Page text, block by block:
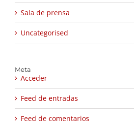
Sala de prensa
Uncategorised
Meta
Acceder
Feed de entradas
Feed de comentarios